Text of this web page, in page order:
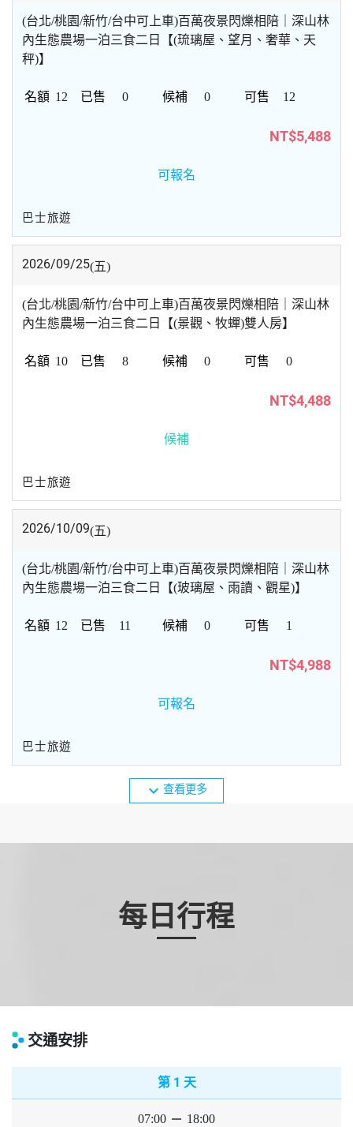
(台北/桃園/新竹/台中可上車)百萬夜景閃爍相陪｜深山林
內生態農場一泊三食二日【(琉璃屋、望月、奢華、天
秤)】
12 0 0 12
NT$5,488
可報名
巴士旅遊
2026/09/25(五)
(台北/桃園/新竹/台中可上車)百萬夜景閃爍相陪｜深山林
內生態農場一泊三食二日【(景觀、牧蟬)雙人房】
10 8 0 0
NT$4,488
候補
巴士旅遊
2026/10/09(五)
(台北/桃園/新竹/台中可上車)百萬夜景閃爍相陪｜深山林
內生態農場一泊三食二日【(玻璃屋、雨讀、觀星)】
12 11 0 1
NT$4,988
可報名
巴士旅遊
expand_more 查看更多
每日行程
交通安排
第 1 天
07:00 horizontal_rule 18:00